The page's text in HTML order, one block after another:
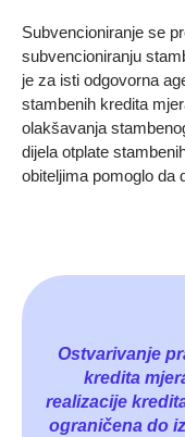
Subvencioniranje se
subvencioniranju
je za isti odgovorna
stambenih kredita
olakšavanja
dijela otplate
obiteljima pomoglo da
Ostvarivanje
kredita
realizacije
ograničena do